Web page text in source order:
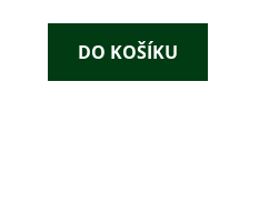
DO KOŠÍKU